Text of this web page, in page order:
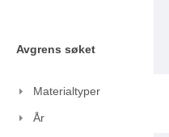
Avgrens søket
Materialtyper
År